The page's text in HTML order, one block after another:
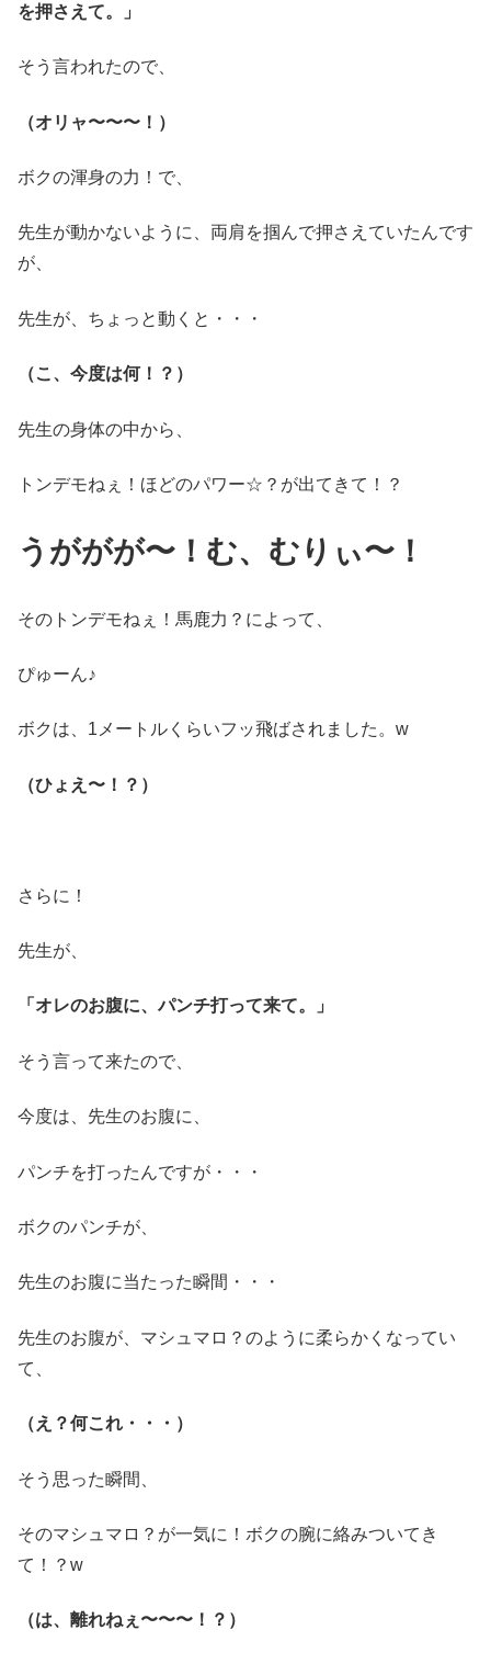
を押さえて。」
そう言われたので、
（オリャ〜〜〜！）
ボクの渾身の力！で、
先生が動かないように、両肩を掴んで押さえていたんです
が、
先生が、ちょっと動くと・・・
（こ、今度は何！？）
先生の身体の中から、
トンデモねぇ！ほどのパワー☆？が出てきて！？
うががが〜！む、むりぃ〜！
そのトンデモねぇ！馬鹿力？によって、
ぴゅーん♪
ボクは、1メートルくらいフッ飛ばされました。w
（ひょえ〜！？）
さらに！
先生が、
「オレのお腹に、パンチ打って来て。」
そう言って来たので、
今度は、先生のお腹に、
パンチを打ったんですが・・・
ボクのパンチが、
先生のお腹に当たった瞬間・・・
先生のお腹が、マシュマロ？のように柔らかくなってい
て、
（え？何これ・・・）
そう思った瞬間、
そのマシュマロ？が一気に！ボクの腕に絡みついてき
て！？w
（は、離れねぇ〜〜〜！？）